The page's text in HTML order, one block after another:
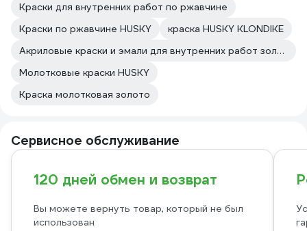
Краски для внутренних работ по ржавчине
Краски по ржавчине HUSKY
краска HUSKY KLONDIKE
Акриловые краски и эмали для внутренних работ золотистого цвета
Молотковые краски HUSKY
Краска молотковая золото
Сервисное обслуживание
120 дней обмен и возврат
Вы можете вернуть товар, который не был
использован